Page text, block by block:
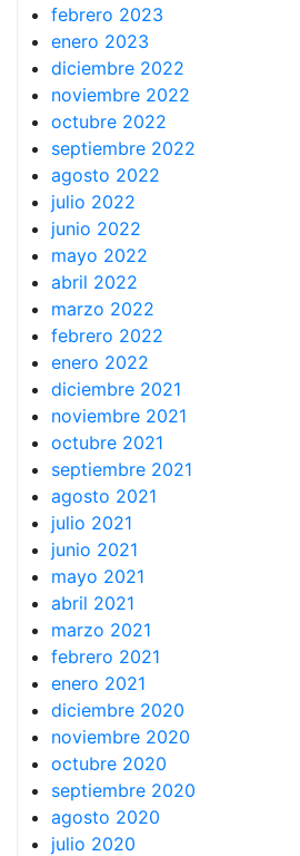
febrero 2023
enero 2023
diciembre 2022
noviembre 2022
octubre 2022
septiembre 2022
agosto 2022
julio 2022
junio 2022
mayo 2022
abril 2022
marzo 2022
febrero 2022
enero 2022
diciembre 2021
noviembre 2021
octubre 2021
septiembre 2021
agosto 2021
julio 2021
junio 2021
mayo 2021
abril 2021
marzo 2021
febrero 2021
enero 2021
diciembre 2020
noviembre 2020
octubre 2020
septiembre 2020
agosto 2020
julio 2020